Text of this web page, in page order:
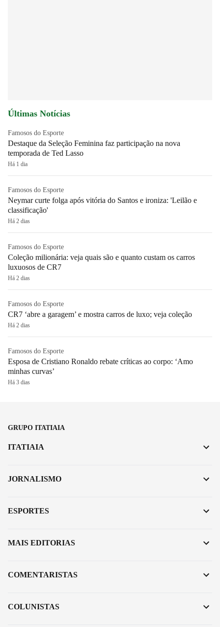
Últimas Notícias
Famosos do Esporte
Destaque da Seleção Feminina faz participação na nova
temporada de Ted Lasso
Há 1 dia
Famosos do Esporte
Neymar curte folga após vitória do Santos e ironiza: 'Leilão e
classificação'
Há 2 dias
Famosos do Esporte
Coleção milionária: veja quais são e quanto custam os carros
luxuosos de CR7
Há 2 dias
Famosos do Esporte
CR7 ‘abre a garagem’ e mostra carros de luxo; veja coleção
Há 2 dias
Famosos do Esporte
Esposa de Cristiano Ronaldo rebate críticas ao corpo: ‘Amo
minhas curvas’
Há 3 dias
GRUPO ITATIAIA
ITATIAIA
JORNALISMO
ESPORTES
MAIS EDITORIAS
COMENTARISTAS
COLUNISTAS